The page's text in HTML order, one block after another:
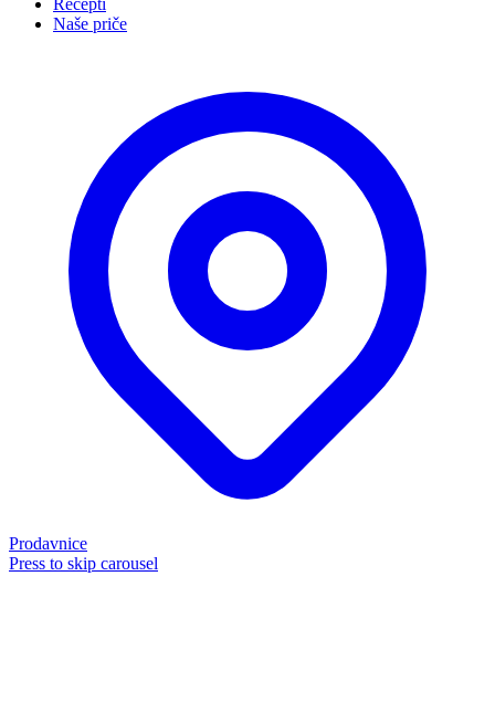
Recepti
Naše priče
Prodavnice
Press to skip carousel